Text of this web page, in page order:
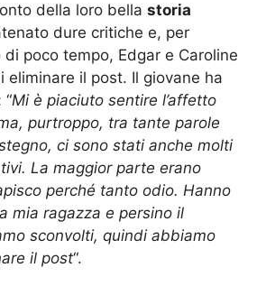
della loro bella storia
dure critiche e, per
poco tempo, Edgar e Caroline
eliminare il post. Il giovane ha
Mi è piaciuto sentire l’affetto
purtroppo, tra tante parole
ci sono stati anche molti
La maggior parte erano
perché tanto odio. Hanno
mia ragazza e persino il
sconvolti, quindi abbiamo
il post“.